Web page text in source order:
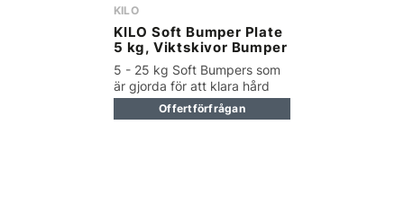
KILO
KILO Soft Bumper Plate
5 kg, Viktskivor Bumper
5 - 25 kg Soft Bumpers som
är gjorda för att klara hård
träning Offertförfrågan